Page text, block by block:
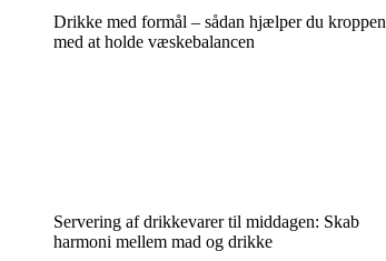
Drikke med formål – sådan hjælper du kroppen
med at holde væskebalancen
Servering af drikkevarer til middagen: Skab
harmoni mellem mad og drikke